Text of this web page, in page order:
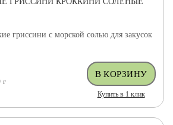
гриссини с морской солью для закусок
г
Купить в 1 клик